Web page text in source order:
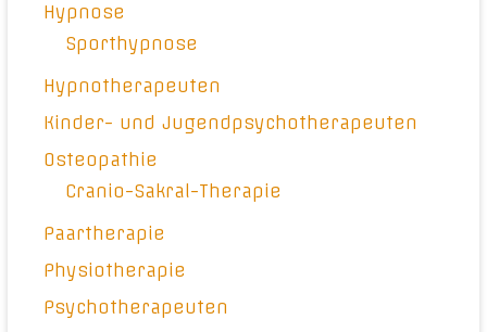
Hypnose
Sporthypnose
Hypnotherapeuten
Kinder- und Jugendpsychotherapeuten
Osteopathie
Cranio-Sakral-Therapie
Paartherapie
Physiotherapie
Psychotherapeuten